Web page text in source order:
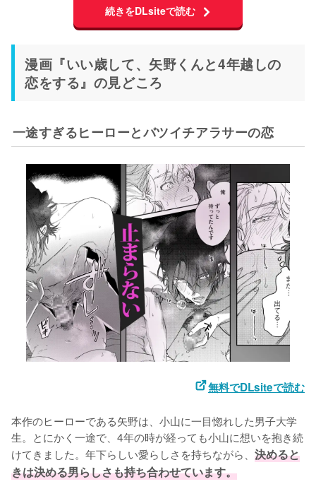
続きをDLsiteで読む
漫画『いい歳して、矢野くんと4年越しの
恋をする』の見どころ
一途すぎるヒーローとバツイチアラサーの恋
無料でDLsiteで読む
本作のヒーローである矢野は、小山に一目惚れした男子大学
生。とにかく一途で、4年の時が経っても小山に想いを抱き続
けてきました。年下らしい愛らしさを持ちながら、 決めると
きは決める男らしさも持ち合わせています。